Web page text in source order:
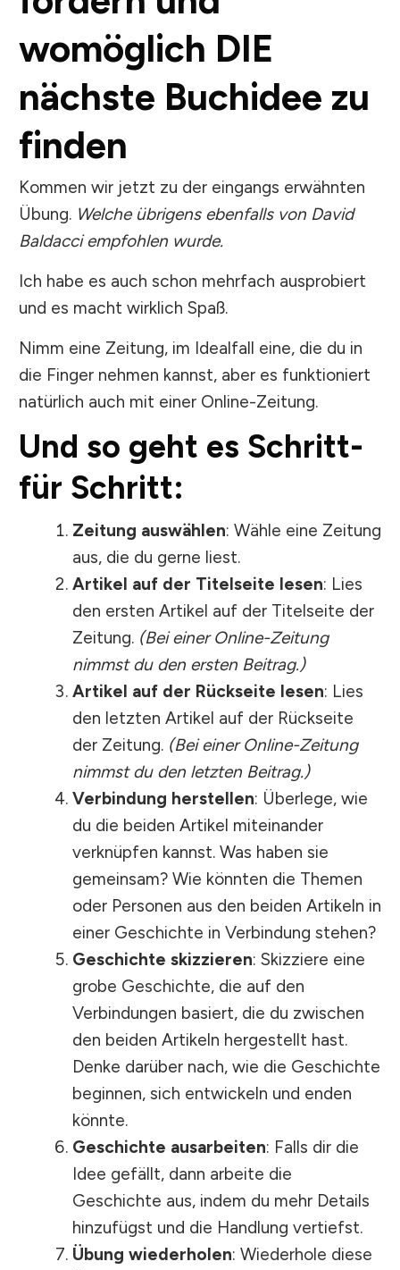
womöglich DIE
nächste Buchidee zu
finden
Kommen wir jetzt zu der eingangs erwähnten
Übung. Welche übrigens ebenfalls von David
Baldacci empfohlen wurde.
Ich habe es auch schon mehrfach ausprobiert
und es macht wirklich Spaß.
Nimm eine Zeitung, im Idealfall eine, die du in
die Finger nehmen kannst, aber es funktioniert
natürlich auch mit einer Online-Zeitung.
Und so geht es Schritt-
für Schritt:
Zeitung auswählen: Wähle eine Zeitung
aus, die du gerne liest.
Artikel auf der Titelseite lesen: Lies
den ersten Artikel auf der Titelseite der
Zeitung. (Bei einer Online-Zeitung
nimmst du den ersten Beitrag.)
Artikel auf der Rückseite lesen: Lies
den letzten Artikel auf der Rückseite
der Zeitung. (Bei einer Online-Zeitung
nimmst du den letzten Beitrag.)
Verbindung herstellen: Überlege, wie
du die beiden Artikel miteinander
verknüpfen kannst. Was haben sie
gemeinsam? Wie könnten die Themen
oder Personen aus den beiden Artikeln in
einer Geschichte in Verbindung stehen?
Geschichte skizzieren: Skizziere eine
grobe Geschichte, die auf den
Verbindungen basiert, die du zwischen
den beiden Artikeln hergestellt hast.
Denke darüber nach, wie die Geschichte
beginnen, sich entwickeln und enden
könnte.
Geschichte ausarbeiten: Falls dir die
Idee gefällt, dann arbeite die
Geschichte aus, indem du mehr Details
hinzufügst und die Handlung vertiefst.
Übung wiederholen: Wiederhole diese